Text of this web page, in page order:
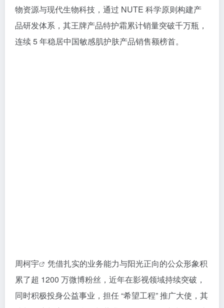
物资源与现代生物科技，通过 NUTE 科学原则构建产
品研发体系，其王牌产品特护霜累计销量突破千万瓶，
连续 5 年稳居中国敏感肌护肤产品销售额榜首。
周柯宇
凭借扎实的业务能力与阳光正向的公众形象积
累了超 1200 万微博粉丝，近年在影视领域持续突破，
同时积极投身公益事业，担任 “希望工程” 推广大使，其